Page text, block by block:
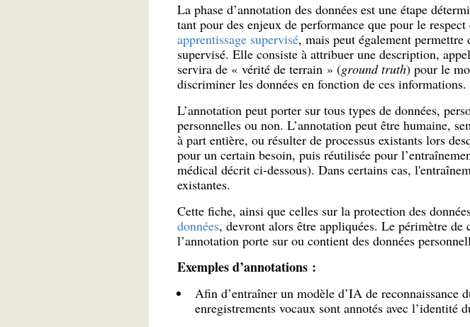
La phase d’annotation des données est une étape
tant pour des enjeux de performance que pour le
apprentissage supervisé, mais peut également
supervisé. Elle consiste à attribuer une description,
servira de « vérité de terrain » (ground truth) pour le
discriminer les données en fonction de ces informations.
L’annotation peut porter sur tous types de données,
personnelles ou non. L’annotation peut être humaine,
à part entière, ou résulter de processus existants lors
pour un certain besoin, puis réutilisée pour
médical décrit ci-dessous). Dans certains cas,
existantes.
Cette fiche, ainsi que celles sur la protection des
données, devront alors être appliquées. Le périmètre de
l’annotation porte sur ou contient des données
Exemples d’annotations :
Afin d’entraîner un modèle d’IA de reconnaissance
enregistrements vocaux sont annotés avec l’identité